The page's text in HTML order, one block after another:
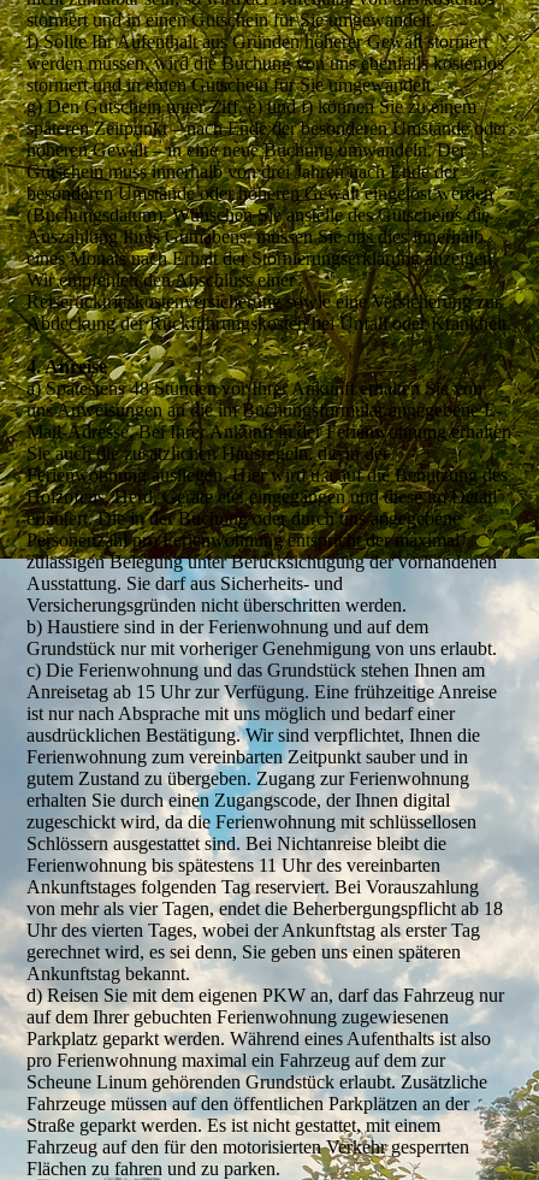
storniert und in einen Gutschein für Sie umgewandelt.
f) Sollte Ihr Aufenthalt aus Gründen höherer Gewalt storniert
werden müssen, wird die Buchung von uns ebenfalls kostenlos
storniert und in einen Gutschein für Sie umgewandelt.
g) Den Gutschein unter Ziff. e) und f) können Sie zu einem
späteren Zeitpunkt – nach Ende der besonderen Umstände oder
höheren Gewalt – in eine neue Buchung umwandeln. Der
Gutschein muss innerhalb von drei Jahren nach Ende der
besonderen Umstände oder höheren Gewalt eingelöst werden
(Buchungsdatum). Wünschen Sie anstelle des Gutscheins die
Auszahlung Ihres Guthabens, müssen Sie uns dies innerhalb
eines Monats nach Erhalt der Stornierungserklärung anzeigen.
Wir empfehlen den Abschluss einer
Reiserücktrittskostenversicherung sowie eine Versicherung zur
Abdeckung der Rückführungskosten bei Unfall oder Krankheit.
4. Anreise
a) Spätestens 48 Stunden vor Ihrer Ankunft erhalten Sie von
uns Anweisungen an die im Buchungsformular angegebene E-
Mail-Adresse. Bei Ihrer Ankunft in der Ferienwohnung erhalten
Sie auch die zusätzlichen Hausregeln, die in der
Ferienwohnung ausliegen. Hier wird u.a auf die Benutzung des
Holzofens, Herd, Geräte etc. eingegangen und diese im Detail
erläutert. Die in der Buchung oder durch uns angegebene
Personenzahl pro Ferienwohnung entspricht der maximal
zulässigen Belegung unter Berücksichtigung der vorhandenen
Ausstattung. Sie darf aus Sicherheits- und
Versicherungsgründen nicht überschritten werden.
b) Haustiere sind in der Ferienwohnung und auf dem
Grundstück nur mit vorheriger Genehmigung von uns erlaubt.
c) Die Ferienwohnung und das Grundstück stehen Ihnen am
Anreisetag ab 15 Uhr zur Verfügung. Eine frühzeitige Anreise
ist nur nach Absprache mit uns möglich und bedarf einer
ausdrücklichen Bestätigung. Wir sind verpflichtet, Ihnen die
Ferienwohnung zum vereinbarten Zeitpunkt sauber und in
gutem Zustand zu übergeben. Zugang zur Ferienwohnung
erhalten Sie durch einen Zugangscode, der Ihnen digital
zugeschickt wird, da die Ferienwohnung mit schlüssellosen
Schlössern ausgestattet sind. Bei Nichtanreise bleibt die
Ferienwohnung bis spätestens 11 Uhr des vereinbarten
Ankunftstages folgenden Tag reserviert. Bei Vorauszahlung
von mehr als vier Tagen, endet die Beherbergungspflicht ab 18
Uhr des vierten Tages, wobei der Ankunftstag als erster Tag
gerechnet wird, es sei denn, Sie geben uns einen späteren
Ankunftstag bekannt.
d) Reisen Sie mit dem eigenen PKW an, darf das Fahrzeug nur
auf dem Ihrer gebuchten Ferienwohnung zugewiesenen
Parkplatz geparkt werden. Während eines Aufenthalts ist also
pro Ferienwohnung maximal ein Fahrzeug auf dem zur
Scheune Linum gehörenden Grundstück erlaubt. Zusätzliche
Fahrzeuge müssen auf den öffentlichen Parkplätzen an der
Straße geparkt werden. Es ist nicht gestattet, mit einem
Fahrzeug auf den für den motorisierten Verkehr gesperrten
Flächen zu fahren und zu parken.